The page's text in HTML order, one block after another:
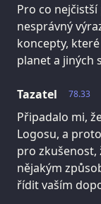
Pro co
nesprávný
koncepty,
planet a jiných
78.33
Tazatel
Připadalo mi,
Logosu, a
pro
nějakým
řídit vaším